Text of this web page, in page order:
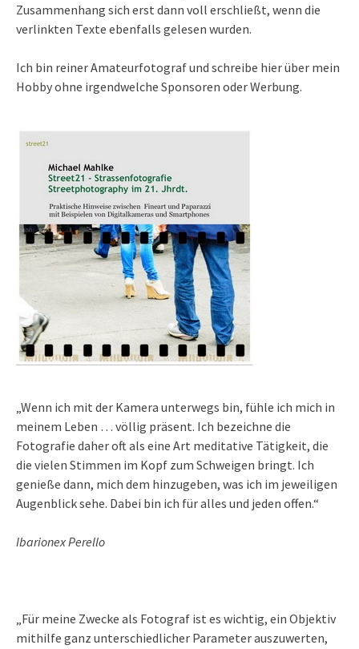
Zusammenhang sich erst dann voll erschließt, wenn die
verlinkten Texte ebenfalls gelesen wurden.
Ich bin reiner Amateurfotograf und schreibe hier über mein
Hobby ohne irgendwelche Sponsoren oder Werbung.
„Wenn ich mit der Kamera unterwegs bin, fühle ich mich in
meinem Leben … völlig präsent. Ich bezeichne die
Fotografie daher oft als eine Art meditative Tätigkeit, die
die vielen Stimmen im Kopf zum Schweigen bringt. Ich
genieße dann, mich dem hinzugeben, was ich im jeweiligen
Augenblick sehe. Dabei bin ich für alles und jeden offen.“
Ibarionex Perello
„Für meine Zwecke als Fotograf ist es wichtig, ein Objektiv
mithilfe ganz unterschiedlicher Parameter auszuwerten,